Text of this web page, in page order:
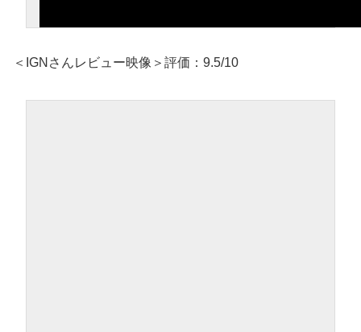
＜IGNさんレビュー映像＞評価：9.5/10